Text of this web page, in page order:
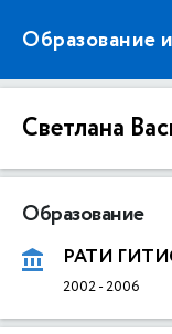
Образование
Светлана
Образование
РАТИ
2002-2006